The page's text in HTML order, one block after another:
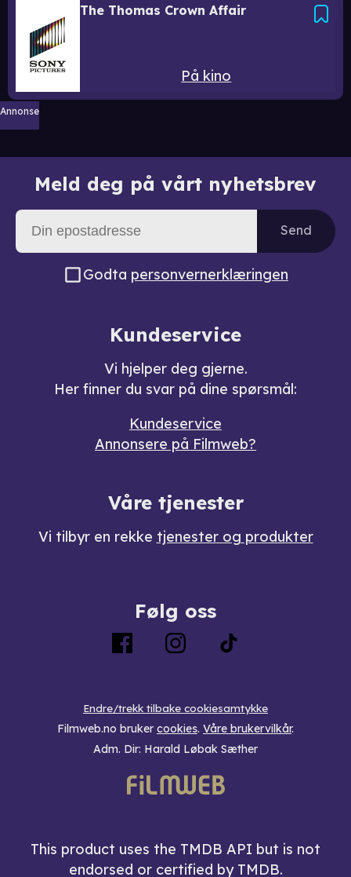
The Thomas Crown Affair
På kino
Annonse
Meld deg på vårt nyhetsbrev
Send
Godta personvernerklæringen
Kundeservice
Vi hjelper deg gjerne.
Her finner du svar på dine spørsmål:
Kundeservice
Annonsere på Filmweb?
Våre tjenester
Vi tilbyr en rekke tjenester og produkter
Følg oss
Endre/trekk tilbake cookiesamtykke
Filmweb.no bruker cookies. Våre brukervilkår.
Adm. Dir: Harald Løbak Sæther
This product uses the TMDB API but is not
endorsed or certified by TMDB.